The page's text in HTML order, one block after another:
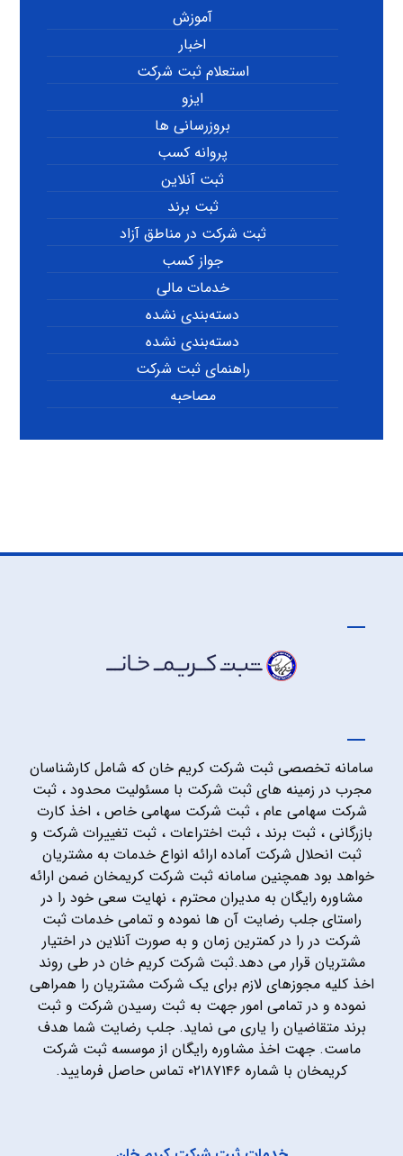
آموزش
اخبار
استعلام ثبت شرکت
ایزو
بروزرسانی ها
پروانه کسب
ثبت آنلاین
ثبت برند
ثبت شرکت در مناطق آزاد
جواز کسب
خدمات مالی
دسته‌بندی نشده
دسته‌بندی نشده
راهنمای ثبت شرکت
مصاحبه
سامانه تخصصی ثبت شرکت کریم خان که شامل کارشناسان
مجرب در زمینه های ثبت شرکت با مسئولیت محدود ، ثبت
شرکت سهامی عام ، ثبت شرکت سهامی خاص ، اخذ کارت
بازرگانی ، ثبت برند ، ثبت اختراعات ، ثبت تغییرات شرکت و
ثبت انحلال شرکت آماده ارائه انواع خدمات به مشتریان
خواهد بود همچنین سامانه ثبت شرکت کریمخان ضمن ارائه
مشاوره رایگان به مدیران محترم ، نهایت سعی خود را در
راستای جلب رضایت آن ها نموده و تمامی خدمات ثبت
شرکت در را در کمترین زمان و به صورت آنلاین در اختیار
مشتریان قرار می دهد.ثبت شرکت کریم خان در طی روند
اخذ کلیه مجوزهای لازم برای یک شرکت مشتریان را همراهی
نموده و در تمامی امور جهت به ثبت رسیدن شرکت و ثبت
برند متقاضیان را یاری می نماید. جلب رضایت شما هدف
ماست. جهت اخذ مشاوره رایگان از موسسه ثبت شرکت
کریمخان با شماره ۰۲۱۸۷۱۴۶ تماس حاصل فرمایید.